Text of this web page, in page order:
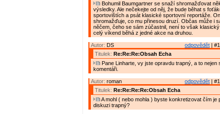
Bohumil Baumgartner se snaží shromažďovat
výsledky. Ale nečekejte od něj, že bude běhat s
sportovištích a psát klasické sportovní reportáže.
shromažďuje, co mu přinesou druzí. Občas může i
něčem, čeho se sám zúčastnil, není to však
celý víkend běhá z jedné akce na druhou.
odpovědět |
Autor: DS
Titulek: Re:Re:Re:Obsah Echa
Pane Linharte, vy jste opravdu trapný, a to nejen
komentáři.
odpovědět |
Autor: roman
Titulek: Re:Re:Re:Re:Obsah Echa
A mohl ( nebo mohla ) byste konkretizovat čím je
diskuzi trapný?